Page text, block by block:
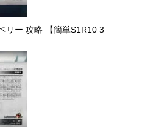
リー 攻略 【簡単S1R10 3